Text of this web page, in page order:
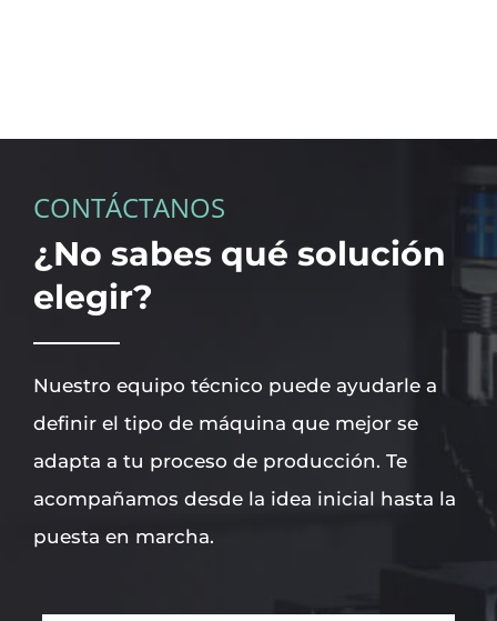
CONTÁCTANOS
¿No sabes qué solución
elegir?
Nuestro equipo técnico puede ayudarle a
definir el tipo de máquina que mejor se
adapta a tu proceso de producción. Te
acompañamos desde la idea inicial hasta la
puesta en marcha.